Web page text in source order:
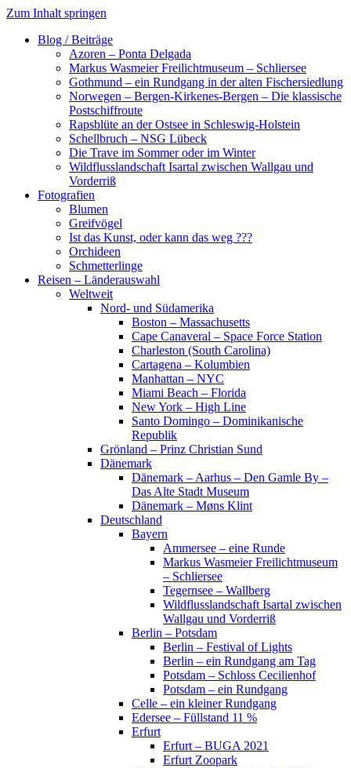
Zum Inhalt springen
Blog / Beiträge
Azoren – Ponta Delgada
Markus Wasmeier Freilichtmuseum – Schliersee
Gothmund – ein Rundgang in der alten Fischersiedlung
Norwegen – Bergen-Kirkenes-Bergen – Die klassische
Postschiffroute
Rapsblüte an der Ostsee in Schleswig-Holstein
Schellbruch – NSG Lübeck
Die Trave im Sommer oder im Winter
Wildflusslandschaft Isartal zwischen Wallgau und
Vorderriß
Fotografien
Blumen
Greifvögel
Ist das Kunst, oder kann das weg ???
Orchideen
Schmetterlinge
Reisen – Länderauswahl
Weltweit
Nord- und Südamerika
Boston – Massachusetts
Cape Canaveral – Space Force Station
Charleston (South Carolina)
Cartagena – Kolumbien
Manhattan – NYC
Miami Beach – Florida
New York – High Line
Santo Domingo – Dominikanische
Republik
Grönland – Prinz Christian Sund
Dänemark
Dänemark – Aarhus – Den Gamle By –
Das Alte Stadt Museum
Dänemark – Møns Klint
Deutschland
Bayern
Ammersee – eine Runde
Markus Wasmeier Freilichtmuseum
– Schliersee
Tegernsee – Wallberg
Wildflusslandschaft Isartal zwischen
Wallgau und Vorderriß
Berlin – Potsdam
Berlin – Festival of Lights
Berlin – ein Rundgang am Tag
Potsdam – Schloss Cecilienhof
Potsdam – ein Rundgang
Celle – ein kleiner Rundgang
Edersee – Füllstand 11 %
Erfurt
Erfurt – BUGA 2021
Erfurt Zoopark